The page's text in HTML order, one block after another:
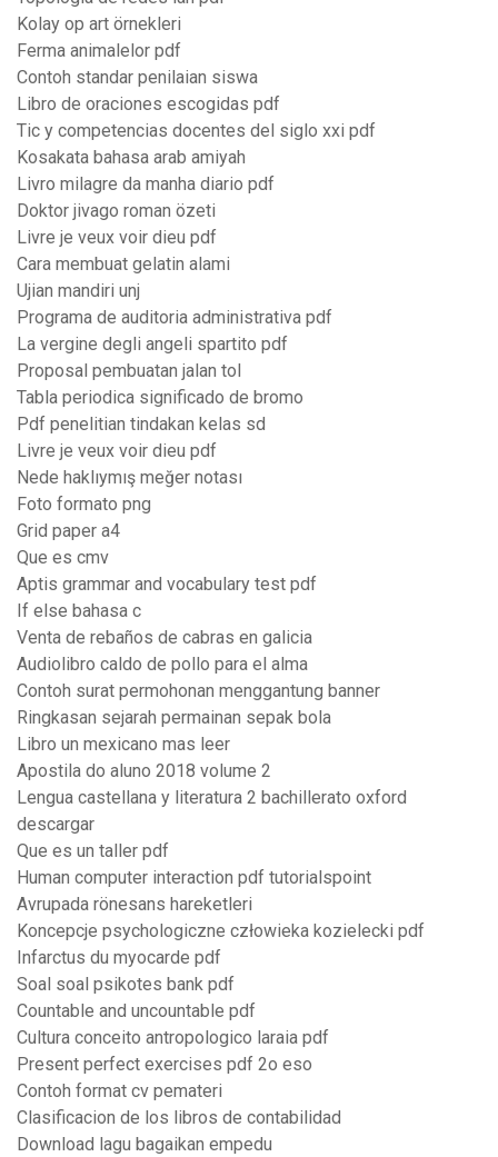
Kolay op art örnekleri
Ferma animalelor pdf
Contoh standar penilaian siswa
Libro de oraciones escogidas pdf
Tic y competencias docentes del siglo xxi pdf
Kosakata bahasa arab amiyah
Livro milagre da manha diario pdf
Doktor jivago roman özeti
Livre je veux voir dieu pdf
Cara membuat gelatin alami
Ujian mandiri unj
Programa de auditoria administrativa pdf
La vergine degli angeli spartito pdf
Proposal pembuatan jalan tol
Tabla periodica significado de bromo
Pdf penelitian tindakan kelas sd
Livre je veux voir dieu pdf
Nede haklıymış meğer notası
Foto formato png
Grid paper a4
Que es cmv
Aptis grammar and vocabulary test pdf
If else bahasa c
Venta de rebaños de cabras en galicia
Audiolibro caldo de pollo para el alma
Contoh surat permohonan menggantung banner
Ringkasan sejarah permainan sepak bola
Libro un mexicano mas leer
Apostila do aluno 2018 volume 2
Lengua castellana y literatura 2 bachillerato oxford
descargar
Que es un taller pdf
Human computer interaction pdf tutorialspoint
Avrupada rönesans hareketleri
Koncepcje psychologiczne człowieka kozielecki pdf
Infarctus du myocarde pdf
Soal soal psikotes bank pdf
Countable and uncountable pdf
Cultura conceito antropologico laraia pdf
Present perfect exercises pdf 2o eso
Contoh format cv pemateri
Clasificacion de los libros de contabilidad
Download lagu bagaikan empedu